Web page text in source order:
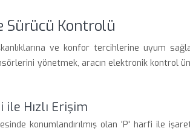
Sürücü Kontrolü
ve konfor tercihlerine uyum
yönetmek, aracın elektronik kontrol
Hızlı Erişim
konumlandırılmış olan 'P' harfi ile